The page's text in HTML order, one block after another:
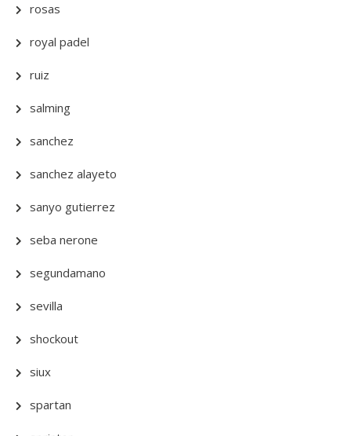
rosas
royal padel
ruiz
salming
sanchez
sanchez alayeto
sanyo gutierrez
seba nerone
segundamano
sevilla
shockout
siux
spartan